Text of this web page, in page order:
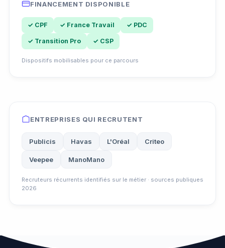
FINANCEMENT DISPONIBLE
✓ CPF ✓ France Travail ✓ PDC
✓ Transition Pro ✓ CSP
Dispositifs mobilisables pour ce parcours
ENTREPRISES QUI RECRUTENT
Publicis Havas L'Oréal Criteo
Veepee ManoMano
Recruteurs récurrents identifiés sur le métier · sources publiques
2026